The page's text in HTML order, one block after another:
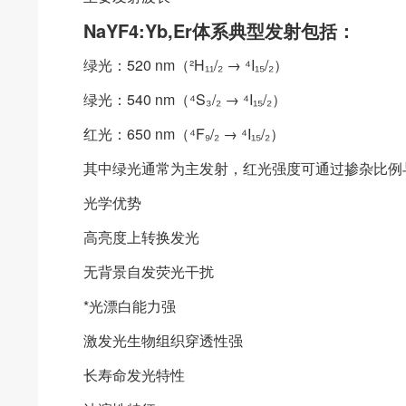
NaYF4:Yb,Er体系典型发射包括：
绿光：520 nm（²H₁₁/₂ → ⁴I₁₅/₂）
绿光：540 nm（⁴S₃/₂ → ⁴I₁₅/₂）
红光：650 nm（⁴F₉/₂ → ⁴I₁₅/₂）
其中绿光通常为主发射，红光强度可通过掺杂比例
光学优势
高亮度上转换发光
无背景自发荧光干扰
*光漂白能力强
激发光生物组织穿透性强
长寿命发光特性